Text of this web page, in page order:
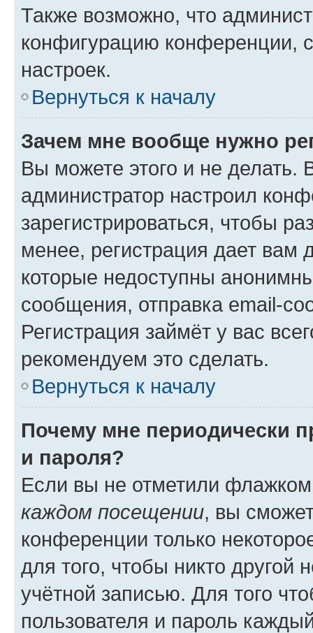
Также возможно, что
конфигурацию конференции,
настроек.
Вернуться к началу
Зачем мне вообще нужно
Вы можете этого и не делать.
администратор настроил
зарегистрироваться, чтобы
менее, регистрация дает вам
которые недоступны
сообщения, отправка email-
Регистрация займёт у вас
рекомендуем это сделать.
Вернуться к началу
Почему мне периодически
и пароля?
Если вы не отметили
каждом посещении, вы
конференции только
для того, чтобы никто другой
учётной записью. Для того
пользователя и пароль